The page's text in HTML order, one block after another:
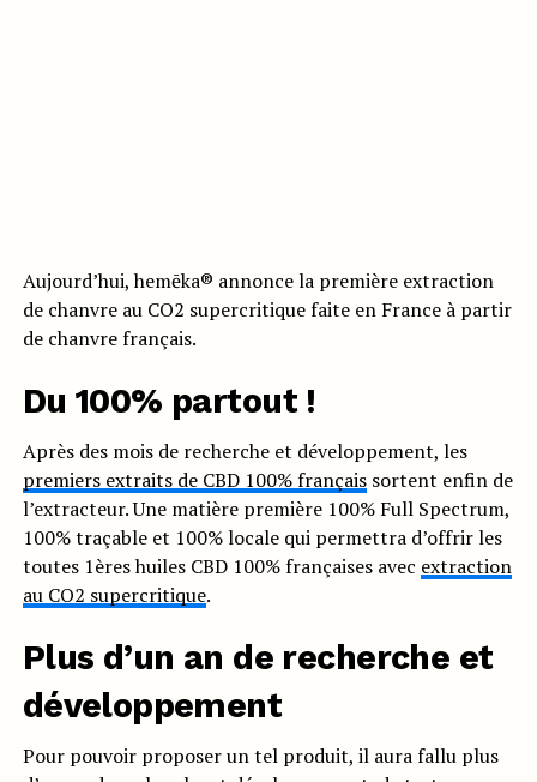
Aujourd’hui, hemēka® annonce la première extraction
de chanvre au CO2 supercritique faite en France à partir
de chanvre français.
Du 100% partout !
Après des mois de recherche et développement, les
premiers extraits de CBD 100% françaissortent enfin de
l’extracteur. Une matière première 100% Full Spectrum,
100% traçable et 100% locale qui permettra d’offrir les
toutes 1ères huiles CBD 100% françaises avec extraction
au CO2 supercritique.
Plus d’un an de recherche et
développement
Pour pouvoir proposer un tel produit, il aura fallu plus